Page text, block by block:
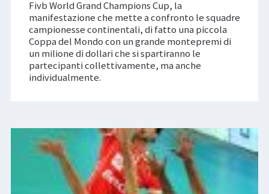
Fivb World Grand Champions Cup, la
manifestazione che mette a confronto le squadre
campionesse continentali, di fatto una piccola
Coppa del Mondo con un grande montepremi di
un milione di dollari che si spartiranno le
partecipanti collettivamente, ma anche
individualmente.